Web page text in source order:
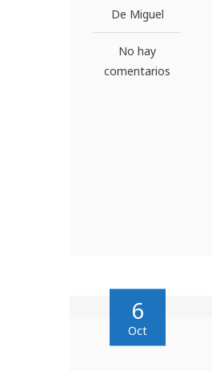
De Miguel
No hay
comentarios
6
Oct